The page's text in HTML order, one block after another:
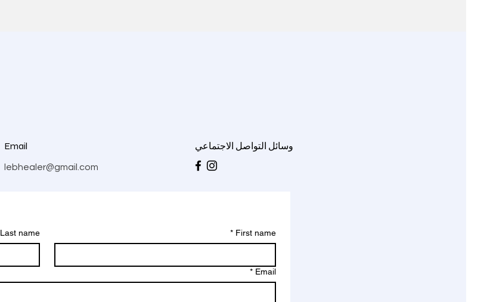
Email
lebhealer@gmail.com
وسائل التواصل الاجتماعي
First name
*
Last name
Email
*